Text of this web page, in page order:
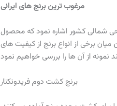
مرغوب ترین برنج های ایرانی
شمالی کشور اشاره نمود که محصول
برخی از انواع برنج از کیفیت های
برنج کشت دوم فریدونکنار